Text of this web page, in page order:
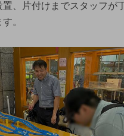
、片付けまでスタッフが
。